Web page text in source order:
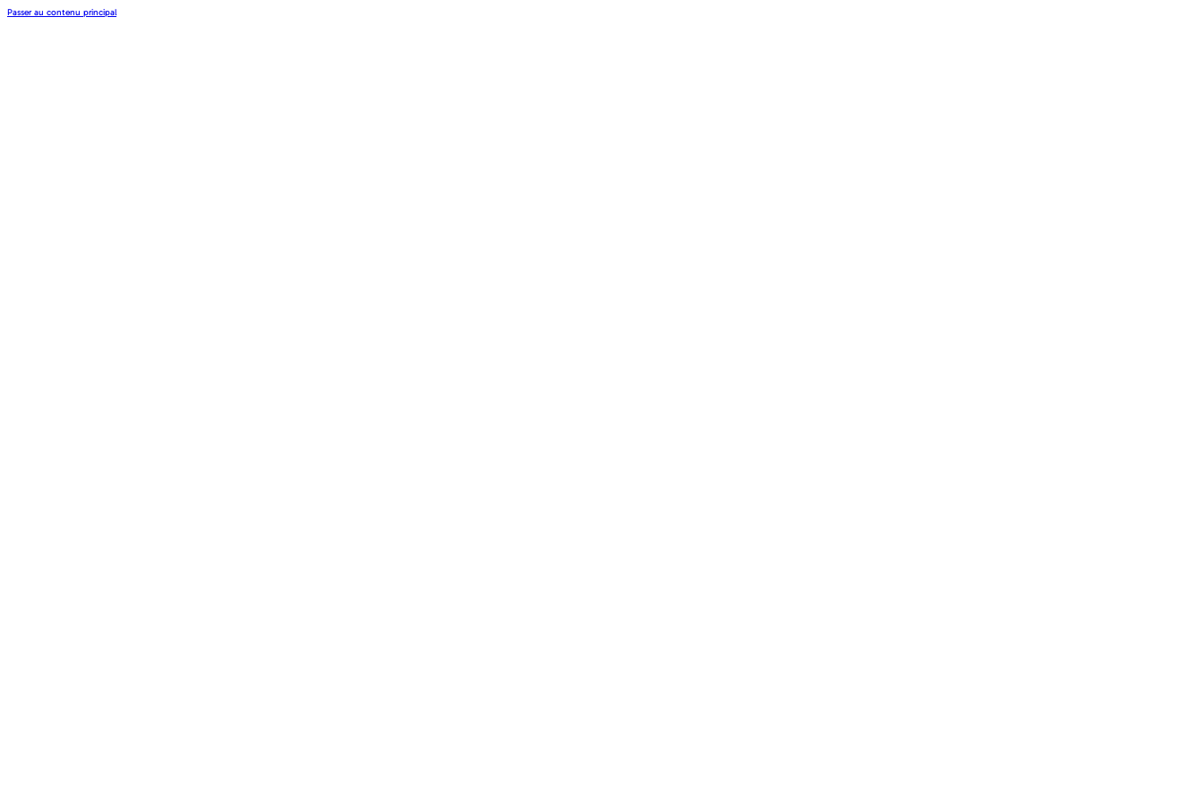
Passer au contenu principal